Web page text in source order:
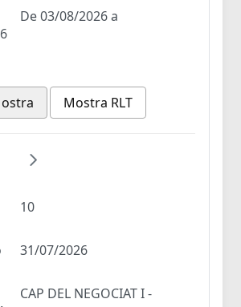
De 03/08/2026 a
Mostra RLT
10
31/07/2026
CAP DEL NEGOCIAT I -